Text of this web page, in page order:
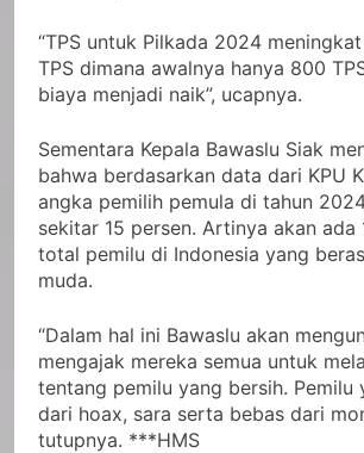
“TPS untuk Pilkada 2024
TPS dimana awalnya hanya 800
biaya menjadi naik”, ucapnya.
Sementara Kepala Bawaslu Siak
bahwa berdasarkan data dari KPU
angka pemilih pemula di tahun
sekitar 15 persen. Artinya akan ada
total pemilu di Indonesia yang
muda.
“Dalam hal ini Bawaslu akan
mengajak mereka semua untuk
tentang pemilu yang bersih. Pemilu
dari hoax, sara serta bebas dari
tutupnya. ***HMS